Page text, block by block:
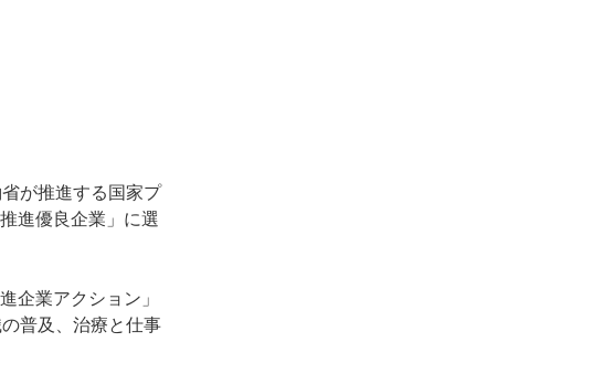
が推進する国家プ
進優良企業」に選
企業アクション」
普及、治療と仕事